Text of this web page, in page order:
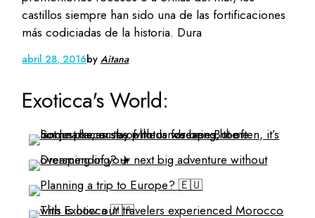
castillos siempre han sido una de las fortificaciones
más codiciadas de la historia. Dura
abril 28, 2016byAitana
Exoticca's World: